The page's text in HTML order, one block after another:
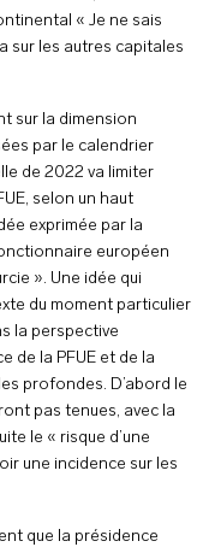
« Je ne sais
sur les autres capitales
sur la dimension
par le calendrier
de 2022 va limiter
selon un haut
exprimée par la
européen
». Une idée qui
du moment particulier
la perspective
de la PFUE et de la
profondes. D’abord le
pas tenues, avec la
le « risque d’une
une incidence sur les
que la présidence